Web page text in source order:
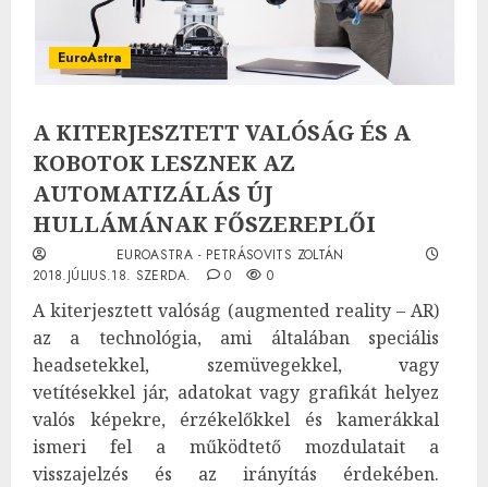
EuroAstra
A KITERJESZTETT VALÓSÁG ÉS A
KOBOTOK LESZNEK AZ
AUTOMATIZÁLÁS ÚJ
HULLÁMÁNAK FŐSZEREPLŐI
EUROASTRA - PETRÁSOVITS ZOLTÁN
2018.JÚLIUS.18. SZERDA.
0 0
A kiterjesztett valóság (augmented reality – AR)
az a technológia, ami általában speciális
headsetekkel, szemüvegekkel, vagy
vetítésekkel jár, adatokat vagy grafikát helyez
valós képekre, érzékelőkkel és kamerákkal
ismeri fel a működtető mozdulatait a
visszajelzés és az irányítás érdekében.